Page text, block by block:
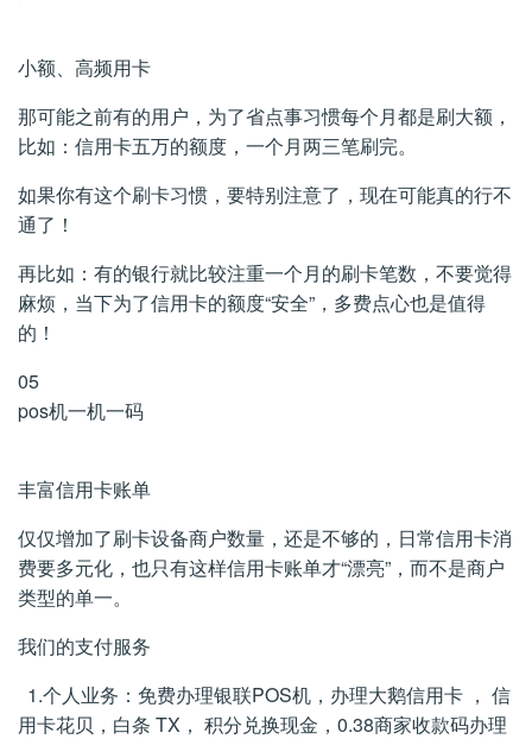
小额、高频用卡
那可能之前有的用户，为了省点事习惯每个月都是刷大额，
比如：信用卡五万的额度，一个月两三笔刷完。
如果你有这个刷卡习惯，要特别注意了，现在可能真的行不
通了！
再比如：有的银行就比较注重一个月的刷卡笔数，不要觉得
麻烦，当下为了信用卡的额度“安全”，多费点心也是值得
的！
05
pos机一机一码
丰富信用卡账单
仅仅增加了刷卡设备商户数量，还是不够的，日常信用卡消
费要多元化，也只有这样信用卡账单才“漂亮”，而不是商户
类型的单一。
我们的支付服务
1.个人业务：免费办理银联POS机，办理大鹅信用卡 ， 信
用卡花贝，白条 TX， 积分兑换现金，0.38商家收款码办理